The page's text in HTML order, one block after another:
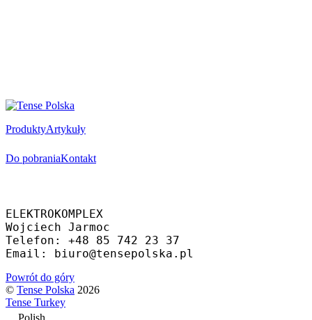
ProduktyArtykuły
Do pobraniaKontakt
ELEKTROKOMPLEX
Wojciech Jarmoc
Telefon: +48 85 742 23 37
Email: biuro@tensepolska.pl
Powrót do góry
© Tense Polska 2026
Tense Turkey
Polish